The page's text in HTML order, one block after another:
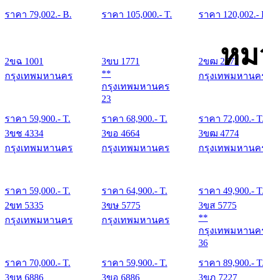
ราคา 79,002.- B. ราคา 105,000.- T.
ราคา 120,002.-
หม
2ขฉ 1001
กรุงเทพมหานคร
ราคา 59,900.- T.
3ขบ 1771
**
กรุงเทพมหานคร
23
ราคา 68,900.- T.
2ขฒ 2772
กรุงเทพมหานค
ราคา 72,000.-
3ขช 4334
กรุงเทพมหานคร
ราคา 59,000.- T.
3ขอ 4664
กรุงเทพมหานคร
ราคา 64,900.- T.
3ขฒ 4774
กรุงเทพมหานค
ราคา 49,900.-
2ขท 5335
กรุงเทพมหานคร
ราคา 70,000.- T.
3ขษ 5775
กรุงเทพมหานคร
ราคา 59,900.- T.
3ขส 5775
**
กรุงเทพมหานค
36
ราคา 89,900.-
3ขห 6886
3ขอ 6886
3ขภ 7227